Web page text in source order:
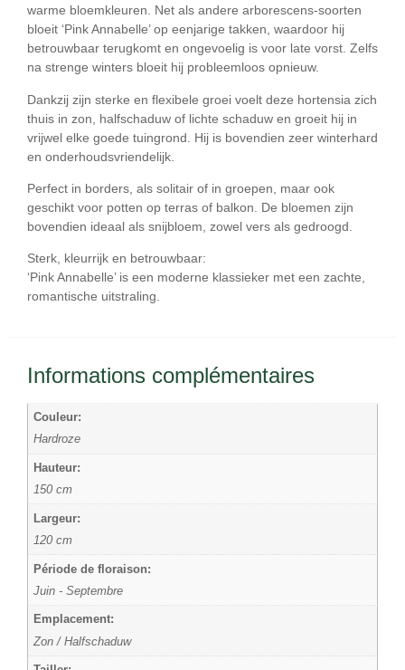
warme bloemkleuren. Net als andere arborescens-soorten
bloeit ‘Pink Annabelle’ op eenjarige takken , waardoor hij
betrouwbaar terugkomt en ongevoelig is voor late vorst. Zelfs
na strenge winters bloeit hij probleemloos opnieuw.
Dankzij zijn sterke en flexibele groei voelt deze hortensia zich
thuis in zon, halfschaduw of lichte schaduw en groeit hij in
vrijwel elke goede tuingrond. Hij is bovendien zeer winterhard
en onderhoudsvriendelijk.
Perfect in borders, als solitair of in groepen, maar ook
geschikt voor potten op terras of balkon. De bloemen zijn
bovendien ideaal als snijbloem, zowel vers als gedroogd.
Sterk, kleurrijk en betrouwbaar:
‘Pink Annabelle’ is een moderne klassieker met een zachte,
romantische uitstraling.
Informations complémentaires
Couleur:
Hardroze
Hauteur:
150 cm
Largeur:
120 cm
Période de floraison:
Juin - Septembre
Emplacement:
Zon / Halfschaduw